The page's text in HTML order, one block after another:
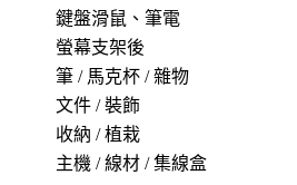
鍵盤滑鼠、筆電
螢幕支架後
筆 / 馬克杯 / 雜物
文件 / 裝飾
收納 / 植栽
主機 / 線材 / 集線盒